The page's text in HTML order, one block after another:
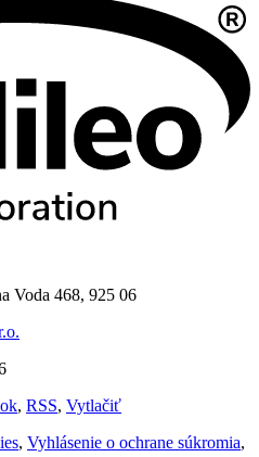
Voda 468, 925 06
, RSS, Vytlačiť
, Vyhlásenie o ochrane súkromia,